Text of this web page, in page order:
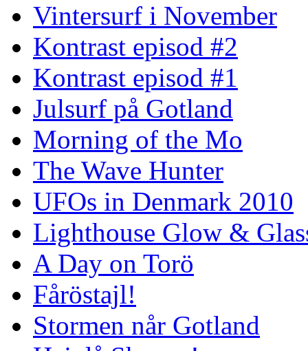
Vintersurf i November
Kontrast episod #2
Kontrast episod #1
Julsurf på Gotland
Morning of the Mo
The Wave Hunter
UFOs in Denmark 2010
Lighthouse Glow &
A Day on Torö
Fåröstajl!
Stormen når Gotland